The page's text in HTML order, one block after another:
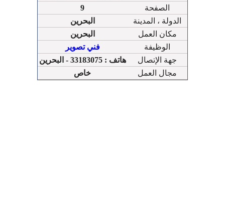
9
الصفحة
البحرين
الدولة ، المدينة
البحرين
مكان العمل
فني تصوير
الوظيفة
هاتف : 33183075 - البحرين
جهة الإتصال
خاص
مجال العمل